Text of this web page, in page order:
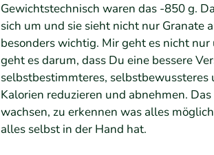
Gewichtstechnisch waren das -850 g.
sich um und sie sieht nicht nur Granate
besonders wichtig. Mir geht es nicht
geht es darum, dass Du eine bessere
selbstbestimmteres,
Kalorien reduzieren und abnehmen.
wachsen, zu erkennen was alles
alles selbst in der Hand hat.